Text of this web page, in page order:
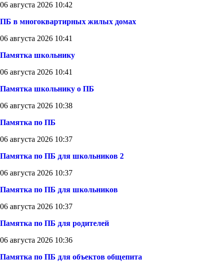
06 августа 2026 10:42
ПБ в многоквартирных жилых домах
06 августа 2026 10:41
Памятка школьнику
06 августа 2026 10:41
Памятка школьнику о ПБ
06 августа 2026 10:38
Памятка по ПБ
06 августа 2026 10:37
Памятка по ПБ для школьников 2
06 августа 2026 10:37
Памятка по ПБ для школьников
06 августа 2026 10:37
Памятка по ПБ для родителей
06 августа 2026 10:36
Памятка по ПБ для объектов общепита